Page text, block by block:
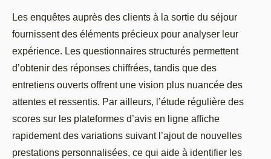
Les enquêtes auprès des clients à la sortie du séjour
fournissent des éléments précieux pour analyser leur
expérience. Les questionnaires structurés permettent
d’obtenir des réponses chiffrées, tandis que des
entretiens ouverts offrent une vision plus nuancée des
attentes et ressentis. Par ailleurs, l’étude régulière des
scores sur les plateformes d’avis en ligne affiche
rapidement des variations suivant l’ajout de nouvelles
prestations personnalisées, ce qui aide à identifier les